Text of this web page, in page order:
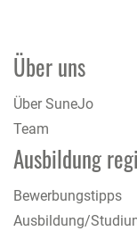
Über uns
Über SuneJo
Team
Ausbildung
Bewerbungstipps
Ausbildung/